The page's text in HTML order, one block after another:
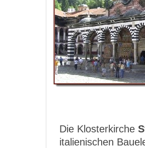
Die Klosterkirche
italienischen